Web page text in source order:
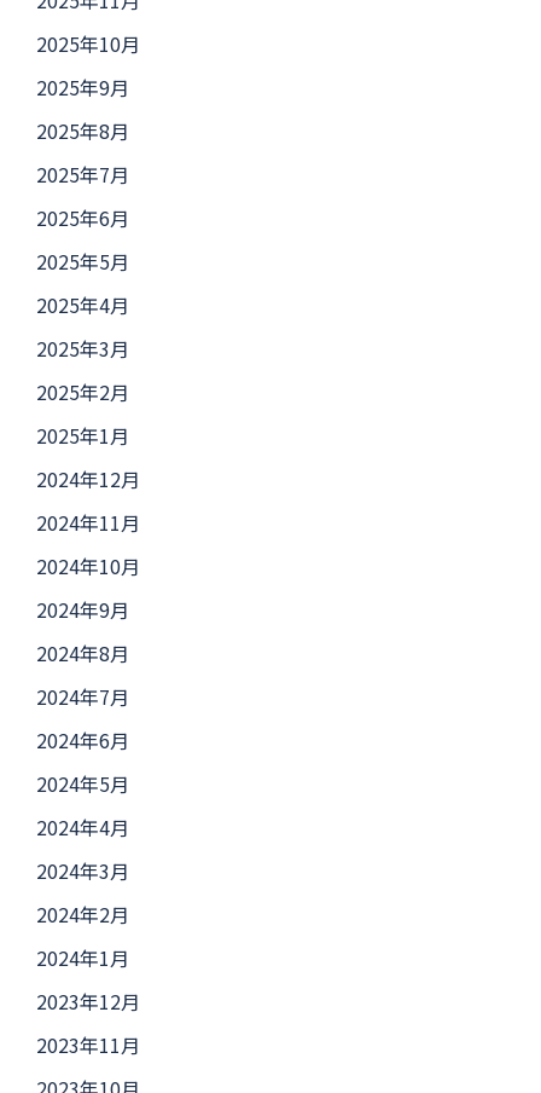
2025年10月
2025年9月
2025年8月
2025年7月
2025年6月
2025年5月
2025年4月
2025年3月
2025年2月
2025年1月
2024年12月
2024年11月
2024年10月
2024年9月
2024年8月
2024年7月
2024年6月
2024年5月
2024年4月
2024年3月
2024年2月
2024年1月
2023年12月
2023年11月